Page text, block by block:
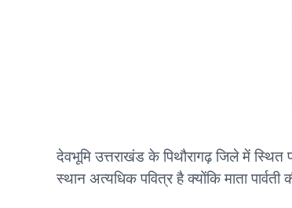
देवभूमि उत्तराखंड के पिथौरागढ़ जिले में स्थित
स्थान अत्यधिक पवित्र है क्योंकि माता पार्वती